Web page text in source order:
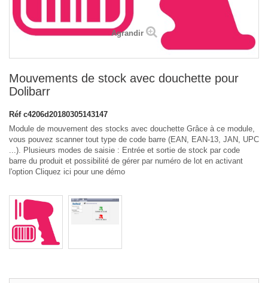
Agrandir
Mouvements de stock avec douchette pour
Dolibarr
Réf c4206d20180305143147
Module de mouvement des stocks avec douchette Grâce à ce module,
vous pouvez scanner tout type de code barre (EAN, EAN-13, JAN, UPC
...). Plusieurs modes de saisie : Entrée et sortie de stock par code
barre du produit et possibilité de gérer par numéro de lot en activant
l'option Cliquez ici pour une démo